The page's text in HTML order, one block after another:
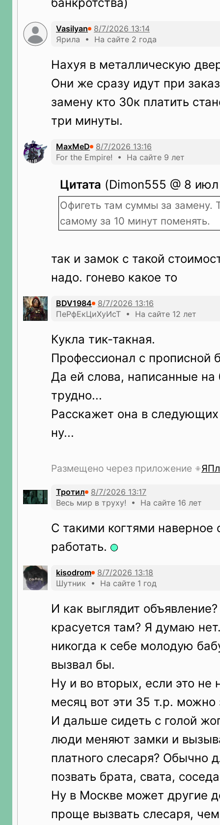
Vasilyan
Ярила • На сайте 2 года
Нахуя в металлическую
Они же сразу идут при
замену кто 30к платить
три минуты.
MaxMeD
For the Empire! • На сайте 9 лет
Цитата (Dimon555 @ 8
Офигеть там суммы за замену.
самому за 10 минут поменять.
так и замок с такой
надо. гонево какое то
BDV1984
ПеРфЕкЦиХуИсТ • На сайте 12 лет
Кукла тик-такная.
Профессионал с прописной
Да ей слова, написанные на
трудно...
Расскажет она в
ну...
Размещено через приложение
Тротил
Весь мир в труху! • На сайте 16 лет
С такими когтями наверное
работать.
kisodrom
Шутник • На сайте 1 год
И как выглядит
красуется там? Я думаю
никогда к себе молодую
вызвал бы.
Ну и во вторых, если это не
месяц вот эти 35 т.р. можно
И дальше сидеть с голой
люди меняют замки и
платного слесаря? Обычно
позвать брата, свата,
Ну в Москве может другие
проще вызвать слесаря,